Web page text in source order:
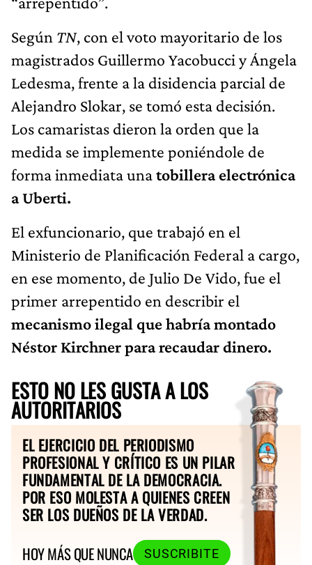
Según TN, con el voto mayoritario de los
magistrados Guillermo Yacobucci y Ángela
Ledesma, frente a la disidencia parcial de
Alejandro Slokar, se tomó esta decisión.
Los camaristas dieron la orden que la
medida se implemente poniéndole de
forma inmediata unatobillera electrónica
a Uberti.
El exfuncionario, que trabajó en el
Ministerio de Planificación Federal a cargo,
en ese momento, de Julio De Vido, fue el
primer arrepentido en describir el
mecanismo ilegal que habría montado
Néstor Kirchner para recaudar dinero.
ESTO NO LES GUSTA A LOS
AUTORITARIOS
EL EJERCICIO DEL PERIODISMO
PROFESIONAL Y CRÍTICO ES UN PILAR
FUNDAMENTAL DE LA DEMOCRACIA.
POR ESO MOLESTA A QUIENES CREEN
SER LOS DUEÑOS DE LA VERDAD.
HOY MÁS QUE NUNCA
SUSCRIBITE